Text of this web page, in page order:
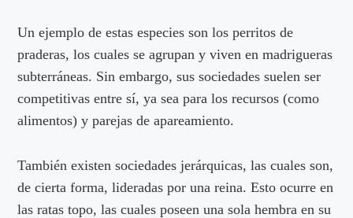
Un ejemplo de estas especies son los perritos de
praderas, los cuales se agrupan y viven en madrigueras
subterráneas. Sin embargo, sus sociedades suelen ser
competitivas entre sí, ya sea para los recursos (como
alimentos) y parejas de apareamiento.
También existen sociedades jerárquicas, las cuales son,
de cierta forma, lideradas por una reina. Esto ocurre en
las ratas topo, las cuales poseen una sola hembra en su